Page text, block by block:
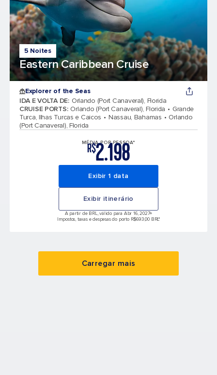
5 Noites
Eastern Caribbean Cruise
Explorer of the Seas
IDA E VOLTA DE: Orlando (Port Canaveral), Florida
CRUISE PORTS: Orlando (Port Canaveral), Florida
Grande
Turca, Ilhas Turcas e Caicos
Nassau, Bahamas
Orlando
(Port Canaveral), Florida
MÉDIA POR PESSOA*
R$2.198
Exibir 1 data
Exibir itinerário
A partir de BRL, válido para Abr 16, 2027+
Impostos, taxas e despesas do porto R$693,00 BRL*
Carregar mais